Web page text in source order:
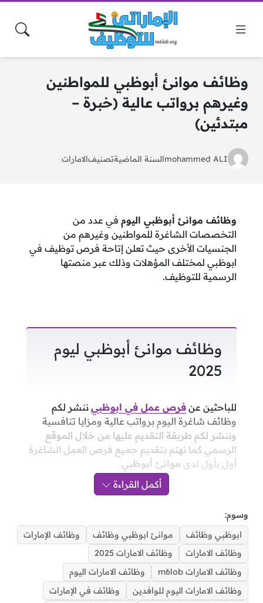
وظائف موانئ أبوظبي للمواطنين
وغيرهم برواتب عالية (خبرة –
مبتدئين)
mohammed ALIالسنة الماضيةتصنيفالامارات
وظائف موانئ أبوظبي اليومفي عدد من
التخصصات الشاغرة للمواطنين وغيرهم من
الجنسيات الأخرى حيث تعلن إتاحة فرص توظيف في
ابوظبي لمختلف المؤهلات وذلك عبر منصتها
الرسمية للتوظيف.
وظائف موانئ أبوظبي ليوم
2025
للباحثين عن فرص عمل في ابوظبيننشر لكم
وظائف شاغرة اليوم برواتب عالية ومزايا تنافسية
وننشر لكم طريقة التقديم عليها من خلال الموقع
الرسمي كما نهتم بتقديم جميع فرص العمل الشاغرة
أول بأول لدى موانئ أبوظبي.
أكمل القراءة
وسوم:
ابوظبي وظائف
موانئ ابوظبي وظائف
وظائف الإمارات
وظائف الامارات
وظائف الامارات 2025
وظائف الامارات m6lob
وظائف الامارات اليوم
وظائف الامارات اليوم للوافدين
وظائف في الإمارات